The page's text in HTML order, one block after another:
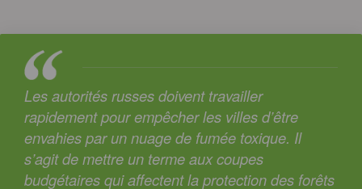
Les autorités russes doivent travailler
rapidement pour empêcher les villes d’être
envahies par un nuage de fumée toxique. Il
s’agit de mettre un terme aux coupes
budgétaires qui affectent la protection des forêts